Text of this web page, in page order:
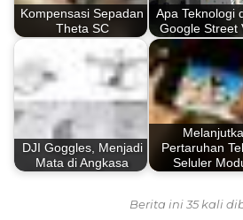
Kompensasi Sepadan
Theta SC
Apa Teknologi
Google Street
DJI Goggles, Menjadi
Mata di Angkasa
Pertaruhan
Seluler
Berita ini 35 kali